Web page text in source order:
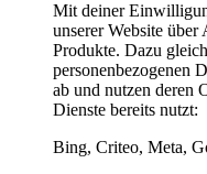
Mit deiner
unserer Website
Produkte. Dazu
personenbezogenen
ab und nutzen deren
Dienste bereits nutzt:
Bing, Criteo, Meta,